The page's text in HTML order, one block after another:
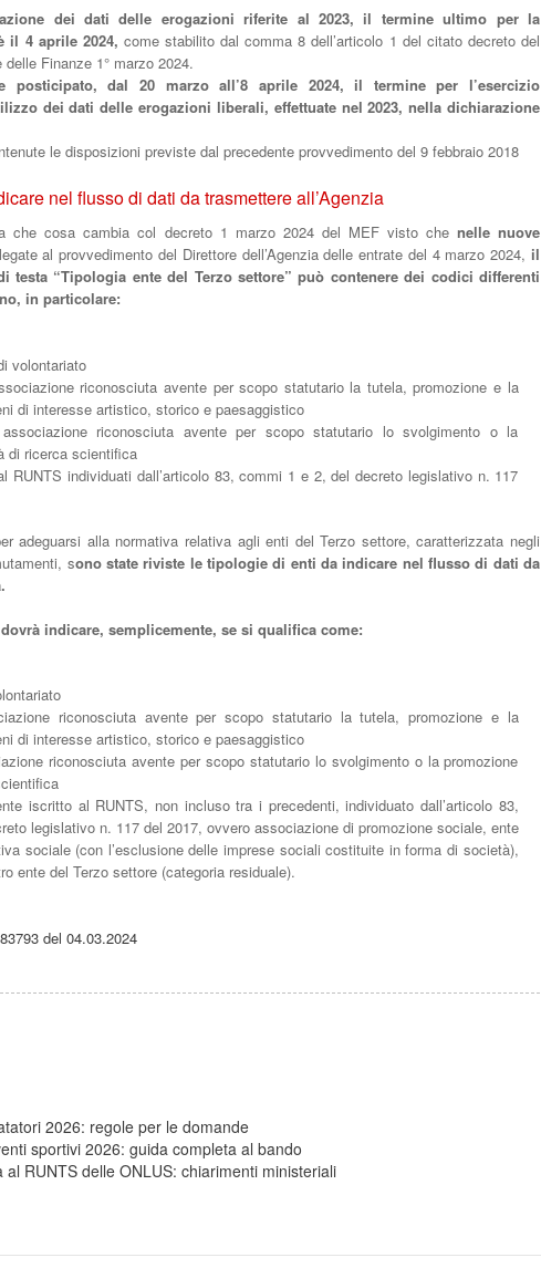
dei dati delle erogazioni riferite al 2023, il termine ultimo per la
il 4 aprile 2024, come stabilito dal comma 8 dell’articolo 1 del citato decreto del
delle Finanze 1° marzo 2024.
posticipato, dal 20 marzo all’8 aprile 2024, il termine per l’esercizio
dei dati delle erogazioni liberali, effettuate nel 2023, nella dichiarazione
le disposizioni previste dal precedente provvedimento del 9 febbraio 2018
nel flusso di dati da trasmettere all’Agenzia
che cosa cambia col decreto 1 marzo 2024 del MEF visto che nelle nuove
al provvedimento del Direttore dell’Agenzia delle entrate del 4 marzo 2024, il
testa “Tipologia ente del Terzo settore” può contenere dei codici differenti
in particolare:
volontariato
riconosciuta avente per scopo statutario la tutela, promozione e la
di interesse artistico, storico e paesaggistico
riconosciuta avente per scopo statutario lo svolgimento o la
di ricerca scientifica
RUNTS individuati dall’articolo 83, commi 1 e 2, del decreto legislativo n. 117
adeguarsi alla normativa relativa agli enti del Terzo settore, caratterizzata negli
sono state riviste le tipologie di enti da indicare nel flusso di dati da
indicare, semplicemente, se si qualifica come:
riconosciuta avente per scopo statutario la tutela, promozione e la
di interesse artistico, storico e paesaggistico
riconosciuta avente per scopo statutario lo svolgimento o la promozione
iscritto al RUNTS, non incluso tra i precedenti, individuato dall’articolo 83,
legislativo n. 117 del 2017, ovvero associazione di promozione sociale, ente
sociale (con l’esclusione delle imprese sociali costituite in forma di società),
ente del Terzo settore (categoria residuale).
del 04.03.2024
2026: regole per le domande
sportivi 2026: guida completa al bando
al RUNTS delle ONLUS: chiarimenti ministeriali